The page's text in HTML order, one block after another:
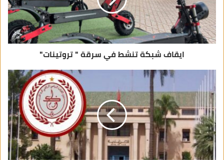
ن
ي
ايقاف شبكة تنشط في سرقة " تروتينات"